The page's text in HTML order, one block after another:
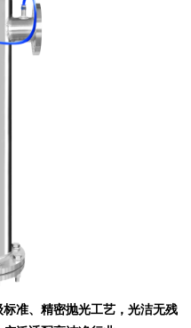
准、精密抛光工艺，光洁无残